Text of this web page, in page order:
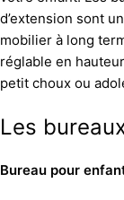
d’extension sont
mobilier à long
réglable en
petit choux ou
Les
Bureau pour